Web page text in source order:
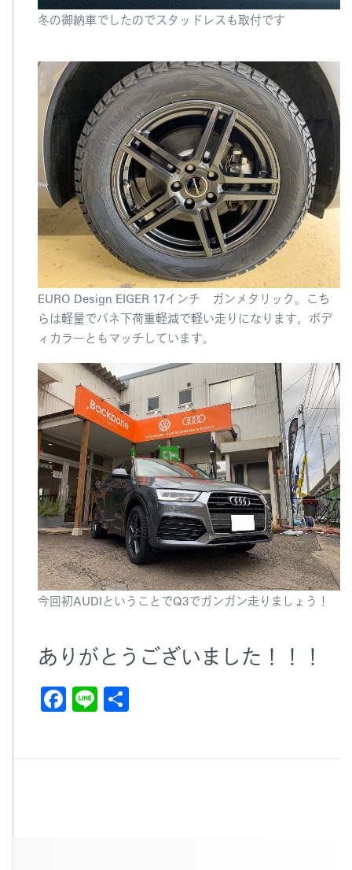
冬の御納車でしたのでスタッドレスも取付です
EURO Design EIGER 17インチ ガンメタリック。こち
らは軽量でバネ下荷重軽減で軽い走りになります。ボデ
ィカラーともマッチしています。
今回初AUDIということでQ3でガンガン走りましょう！
ありがとうございました！！！
F Li